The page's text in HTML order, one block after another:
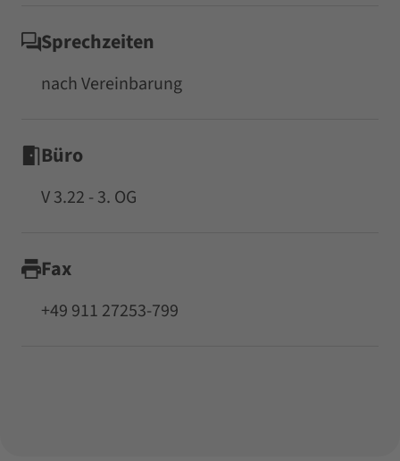
Sprechzeiten
nach Vereinbarung
Büro
V 3.22 - 3. OG
Fax
+49 911 27253-799